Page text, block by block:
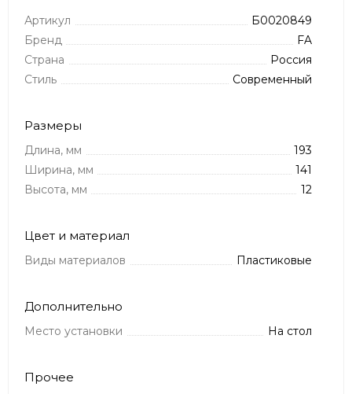
Артикул
Б0020849
Бренд
FA
Страна
Россия
Стиль
Современный
Размеры
Длина, мм
193
Ширина, мм
141
Высота, мм
12
Цвет и материал
Виды материалов Пластиковые
Дополнительно
Место установки На стол
Прочее